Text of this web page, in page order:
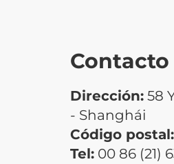
Contacto
Dirección: 58
- Shanghái
Código postal:
Tel: 00 86 (21)